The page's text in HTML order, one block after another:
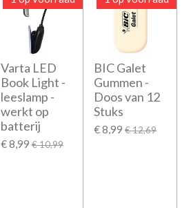
Varta LED
Book Light -
leeslamp -
werkt op
batterij
€ 8,99 € 10,99
BIC Galet
Gummen -
Doos van 12
Stuks
€ 8,99 € 12,69